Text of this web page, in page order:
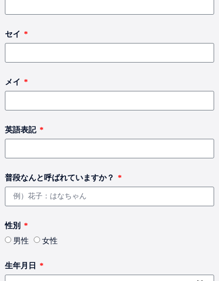
セイ
メイ
英語表記
普段なんと呼ばれていますか？
性別
男性
女性
生年月日